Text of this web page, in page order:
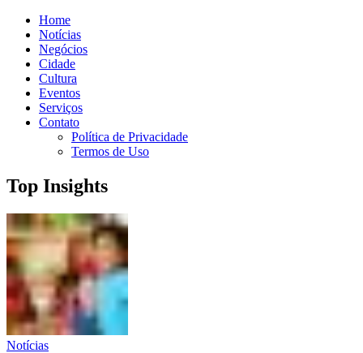
Home
Notícias
Negócios
Cidade
Cultura
Eventos
Serviços
Contato
Política de Privacidade
Termos de Uso
Top Insights
Notícias